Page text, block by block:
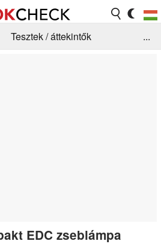
Tesztek / áttekintők
...
EDC zseblámpa